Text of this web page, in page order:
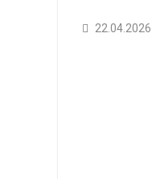
22.04.2026